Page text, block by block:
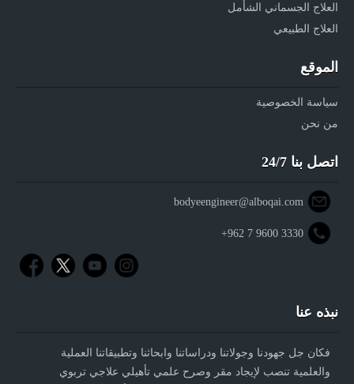
العلاج الجسماني الشأمل
العلاج الطبيعي
الموقع
سياسة الخصوصية
من نحن
اتصل بنا 24/7
bodyeengineer@alboqai.com
+962 7 9600 3330
نبذه عنا
فكان جل جهودنا وجولاتنا ودراساتنا وابحاثنا وتطبيقاتنا العملية
والعلمية تنصب لإيجاد مقر وصرح علمي تأهيلي علاجي تربوي